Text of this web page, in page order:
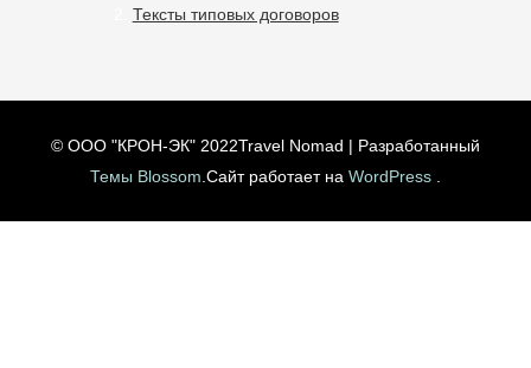
Тексты типовых договоров
© ООО "КРОН-ЭК" 2022Travel Nomad | Разработанный
Темы Blossom .Сайт работает на WordPress